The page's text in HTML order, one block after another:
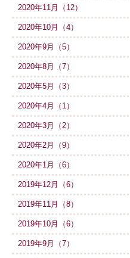
2020年11月（12）
2020年10月（4）
2020年9月（5）
2020年8月（7）
2020年5月（3）
2020年4月（1）
2020年3月（2）
2020年2月（9）
2020年1月（6）
2019年12月（6）
2019年11月（8）
2019年10月（6）
2019年9月（7）